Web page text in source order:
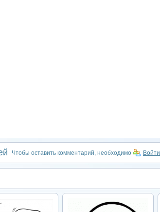
Чтобы оставить комментарий, необходимо Войти